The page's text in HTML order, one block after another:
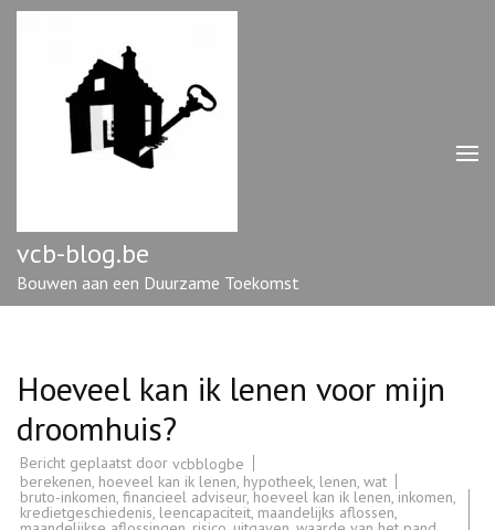
Ga
vcb-blog.be
Bouwen aan een Duurzame Toekomst
Hoeveel kan ik lenen voor mijn
droomhuis?
Bericht geplaatst door vcbblogbe
berekenen, hoeveel kan ik lenen, hypotheek, lenen, wat
bruto-inkomen, financieel adviseur,hoeveel kan ik lenen, inkomen,
kredietgeschiedenis, leencapaciteit, maandelijks aflossen,